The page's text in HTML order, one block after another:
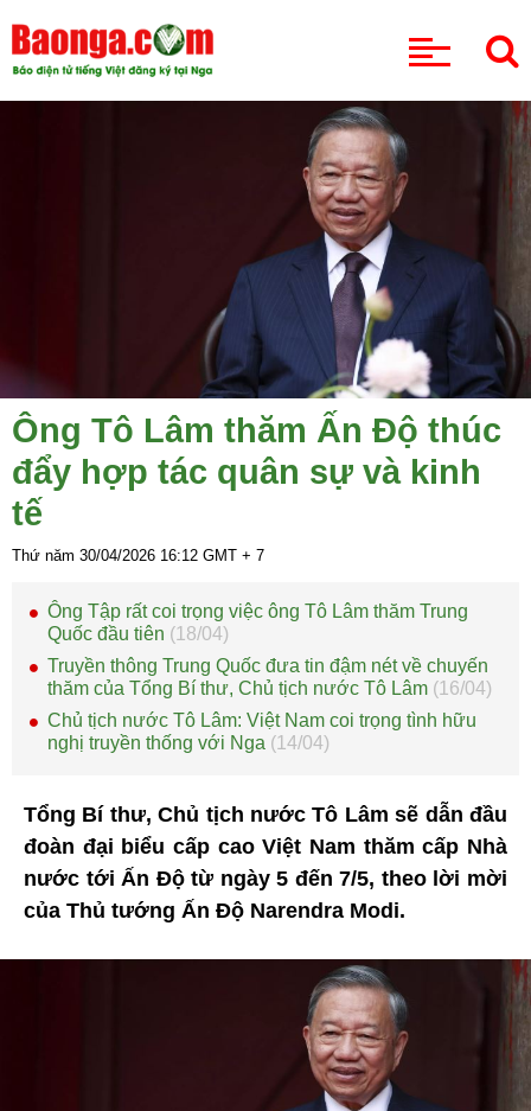
Ông Tô Lâm thăm Ấn Độ thúc
đẩy hợp tác quân sự và kinh
tế
Thứ năm 30/04/2026 16:12 GMT + 7
Ông Tập rất coi trọng việc ông Tô Lâm thăm Trung
Quốc đầu tiên (18/04)
Truyền thông Trung Quốc đưa tin đậm nét về chuyến
thăm của Tổng Bí thư, Chủ tịch nước Tô Lâm (16/04)
Chủ tịch nước Tô Lâm: Việt Nam coi trọng tình hữu
nghị truyền thống với Nga (14/04)
Tổng Bí thư, Chủ tịch nước Tô Lâm sẽ dẫn đầu
đoàn đại biểu cấp cao Việt Nam thăm cấp Nhà
nước tới Ấn Độ từ ngày 5 đến 7/5, theo lời mời
của Thủ tướng Ấn Độ Narendra Modi.